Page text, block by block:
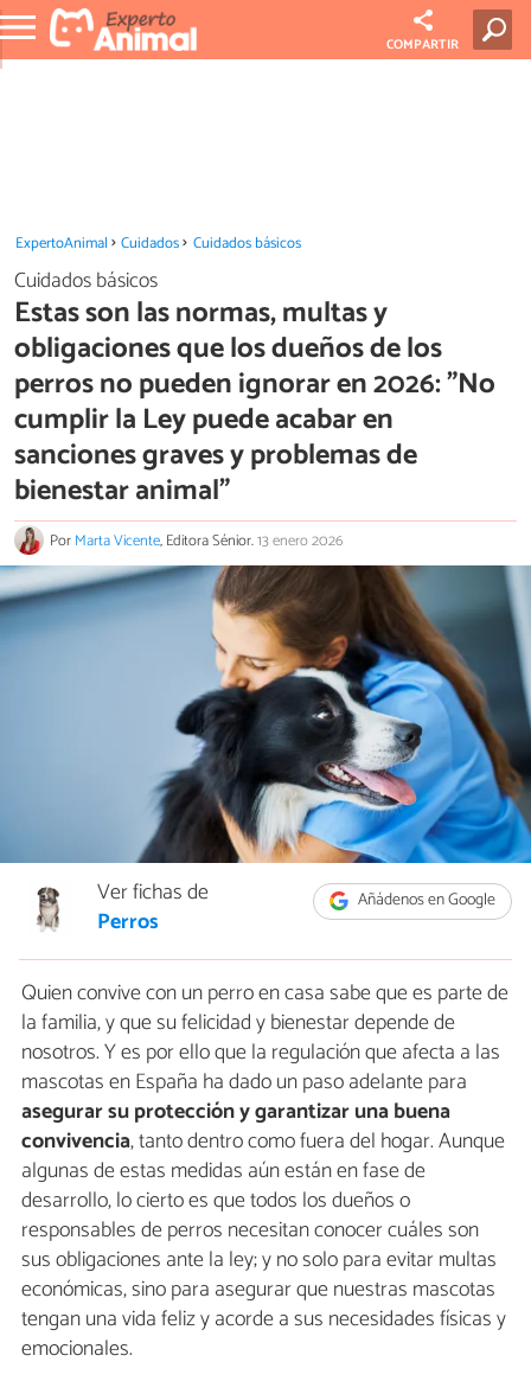
COMPARTIR
ExpertoAnimal Cuidados Cuidados básicos
Cuidados básicos
Estas son las normas, multas y
obligaciones que los dueños de los
perros no pueden ignorar en 2026: "No
cumplir la Ley puede acabar en
sanciones graves y problemas de
bienestar animal"
PorMarta Vicente, Editora Sénior.13 enero 2026
Añádenos en Google
Ver fichas de
Perros
Quien convive con un perro en casa sabe que es parte de
la familia, y que su felicidad y bienestar depende de
nosotros. Y es por ello que la regulación que afecta a las
mascotas en España ha dado un paso adelante para
asegurar su protección y garantizar una buena
convivencia, tanto dentro como fuera del hogar. Aunque
algunas de estas medidas aún están en fase de
desarrollo, lo cierto es que todos los dueños o
responsables de perros necesitan conocer cuáles son
sus obligaciones ante la ley; y no solo para evitar multas
económicas, sino para asegurar que nuestras mascotas
tengan una vida feliz y acorde a sus necesidades físicas y
emocionales.